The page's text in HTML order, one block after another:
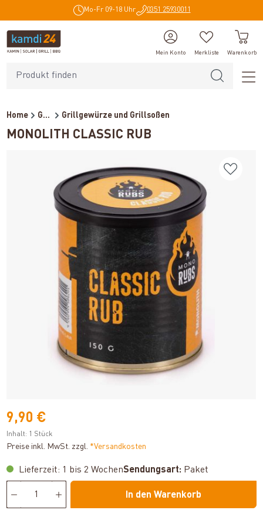
Mo-Fr 09-18 Uhr 0351 25930011
Mein Konto Merkliste Warenkorb
Home Grillzubehör Grillgewürze und Grillsoßen
MONOLITH CLASSIC RUB
9,90 €
Inhalt: 1 Stück
Preise inkl. MwSt. zzgl. *Versandkosten
Lieferzeit: 1 bis 2 WochenSendungsart: Paket
In den Warenkorb